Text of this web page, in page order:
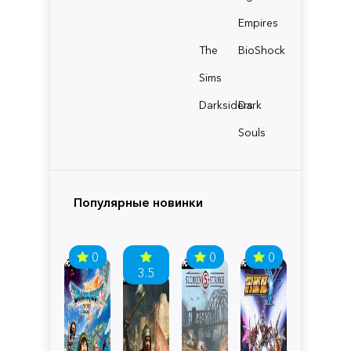
Empires
The
Sims
BioShock
Darksiders
Dark
Souls
Популярные новинки
0
3.5
0 0